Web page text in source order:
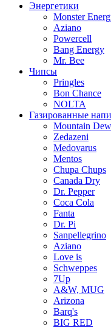
Энергетики
Monster
Aziano
Powercell
Bang Energy
Mr. Bee
Чипсы
Pringles
Bon Chance
NOLTA
Газированные
Mountain Dew
Zedazeni
Medovarus
Mentos
Chupa Chups
Canada Dry
Dr. Pepper
Coca Cola
Fanta
Dr. Pi
Sanpellegrino
Aziano
Love is
Schweppes
7Up
A&W, MUG
Arizona
Barq's
BIG RED